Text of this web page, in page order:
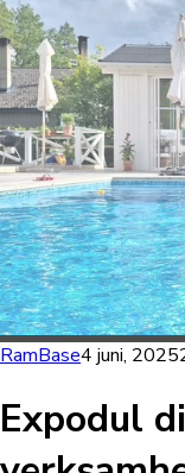
RamBase4 juni, 2025
Expodul